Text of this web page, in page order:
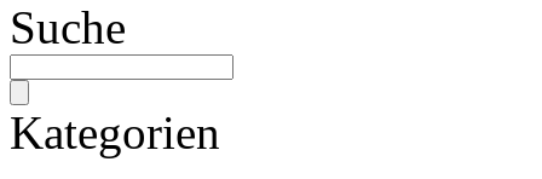
Suche
Kategorien